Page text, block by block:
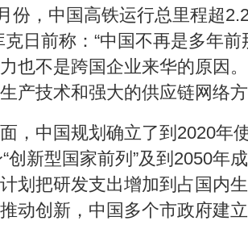
份，中国高铁运行总里程超
克日前称：“中国不再是多年
也不是跨国企业来华的原因
产技术和强大的供应链网络
中国规划确立了到2020年使
创新型国家前列”及到2050年
划把研发支出增加到占国内
动创新，中国多个市政府建